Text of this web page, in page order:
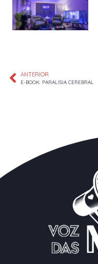
ANTERIOR
E-BOOK: PARALISIA CEREBRAL